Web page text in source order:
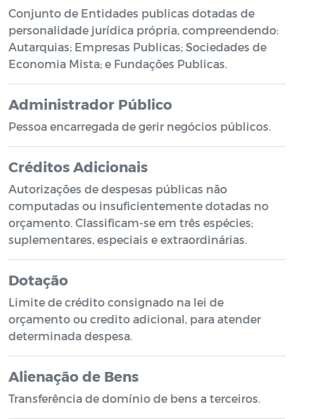
Conjunto de Entidades publicas dotadas de
personalidade jurídica própria, compreendendo:
Autarquias; Empresas Publicas; Sociedades de
Economia Mista; e Fundações Publicas.
Administrador Público
Pessoa encarregada de gerir negócios públicos.
Créditos Adicionais
Autorizações de despesas públicas não
computadas ou insuficientemente dotadas no
orçamento. Classificam-se em três espécies;
suplementares, especiais e extraordinárias.
Dotação
Limite de crédito consignado na lei de
orçamento ou credito adicional, para atender
determinada despesa.
Alienação de Bens
Transferência de domínio de bens a terceiros.